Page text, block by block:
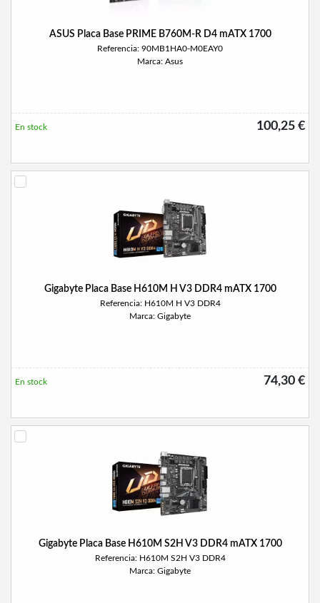
ASUS Placa Base PRIME B760M-R D4 mATX 1700
Referencia: 90MB1HA0-M0EAY0
Marca: Asus
100,25 €
En stock
Gigabyte Placa Base H610M H V3 DDR4 mATX 1700
Referencia: H610M H V3 DDR4
Marca: Gigabyte
74,30 €
En stock
Gigabyte Placa Base H610M S2H V3 DDR4 mATX 1700
Referencia: H610M S2H V3 DDR4
Marca: Gigabyte